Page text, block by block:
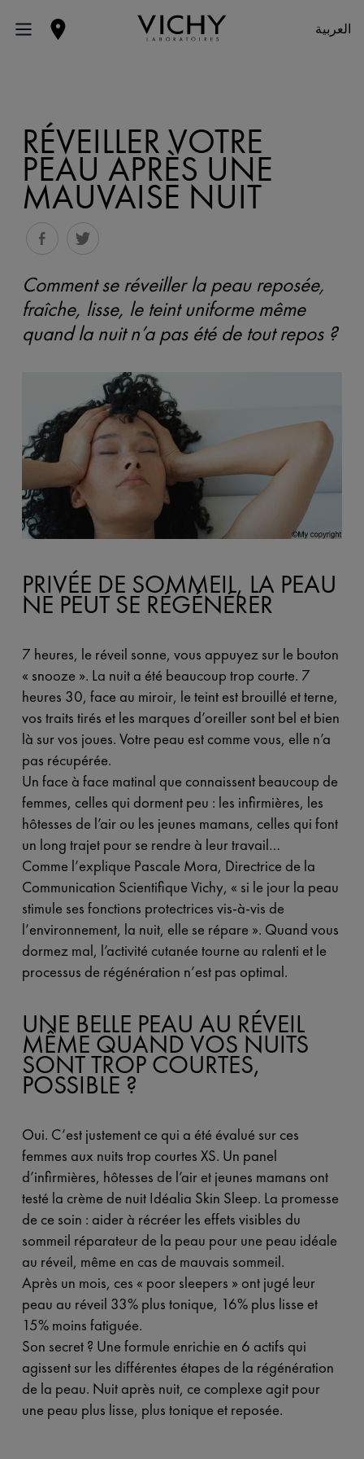
العربية
RÉVEILLER VOTRE
PEAU APRÈS UNE
MAUVAISE NUIT
Comment se réveiller la peau reposée,
fraîche, lisse, le teint uniforme même
quand la nuit n’a pas été de tout repos ?
PRIVÉE DE SOMMEIL, LA PEAU
NE PEUT SE RÉGÉNÉRER
7 heures, le réveil sonne, vous appuyez sur le bouton
« snooze ». La nuit a été beaucoup trop courte. 7
heures 30, face au miroir, le teint est brouillé et terne,
vos traits tirés et les marques d’oreiller sont bel et bien
là sur vos joues. Votre peau est comme vous, elle n’a
pas récupérée.
Un face à face matinal que connaissent beaucoup de
femmes, celles qui dorment peu : les infirmières, les
hôtesses de l’air ou les jeunes mamans, celles qui font
un long trajet pour se rendre à leur travail…
Comme l’explique Pascale Mora, Directrice de la
Communication Scientifique Vichy, « si le jour la peau
stimule ses fonctions protectrices vis-à-vis de
l’environnement, la nuit, elle se répare ». Quand vous
dormez mal, l’activité cutanée tourne au ralenti et le
processus de régénération n’est pas optimal.
UNE BELLE PEAU AU RÉVEIL
MÊME QUAND VOS NUITS
SONT TROP COURTES,
POSSIBLE ?
Oui. C’est justement ce qui a été évalué sur ces
femmes aux nuits trop courtes XS. Un panel
d’infirmières, hôtesses de l’air et jeunes mamans ont
testé la crème de nuit Idéalia Skin Sleep. La promesse
de ce soin : aider à récréer les effets visibles du
sommeil réparateur de la peau pour une peau idéale
au réveil, même en cas de mauvais sommeil.
Après un mois, ces « poor sleepers » ont jugé leur
peau au réveil 33% plus tonique, 16% plus lisse et
15% moins fatiguée.
Son secret ? Une formule enrichie en 6 actifs qui
agissent sur les différentes étapes de la régénération
de la peau. Nuit après nuit, ce complexe agit pour
une peau plus lisse, plus tonique et reposée.